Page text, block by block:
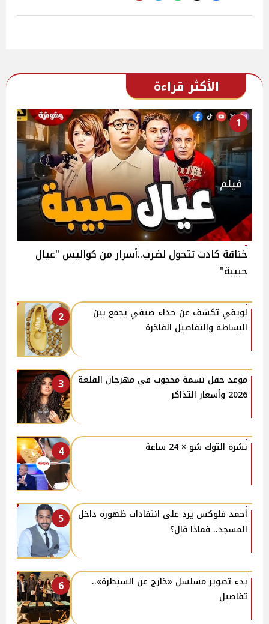
الأكثر قراءة
1
خناقة كادت تتحول لضرب..أسرار من كواليس "عيال
حبيبة"
2
لويفي تكشف عن حذاء صيفي يجمع بين
البساطة والتفاصيل الفاخرة
3
موعد حفل نسمة محجوب في مهرجان القلعة
2026 وأسعار التذاكر
4 نشرة التوك شو × 24 ساعة
5
أحمد فلوكس يرد على انتقادات ظهوره داخل
المسجد.. فماذا قال؟
6
بدء تصوير مسلسل «خارج عن السيطرة»..
تفاصيل